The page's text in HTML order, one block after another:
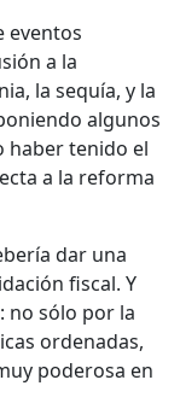
eventos
a la
la sequía, y la
algunos
haber tenido el
a la reforma
dar una
fiscal. Y
no sólo por la
ordenadas,
poderosa en